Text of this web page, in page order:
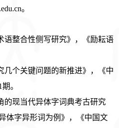
。
语整合性侧写研究》，《励耘语
几个关键问题的新推进》，《中
。
的现当代异体字词典考古研究
字异形词为例》，《中国文